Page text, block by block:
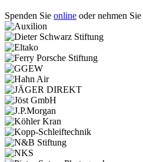
Spenden Sie online oder nehmen Sie